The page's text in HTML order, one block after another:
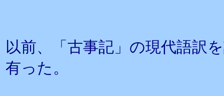
以前、「古事記」の現代語訳
有った。